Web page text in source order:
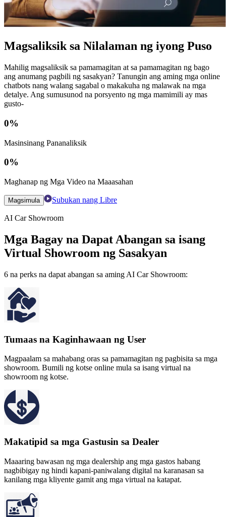
Magsaliksik sa Nilalaman ng iyong Puso
Mahilig magsaliksik sa pamamagitan at sa pamamagitan ng bago
ang anumang pagbili ng sasakyan? Tanungin ang aming mga online
chatbots nang walang sagabal o makakuha ng malawak na mga
detalye. Ang sumusunod na porsyento ng mga mamimili ay mas
gusto-
0%
Masinsinang Pananaliksik
0%
Maghanap ng Mga Video na Maaasahan
Magsimula Subukan nang Libre
AI Car Showroom
Mga Bagay na Dapat Abangan sa isang
Virtual Showroom ng Sasakyan
6 na perks na dapat abangan sa aming AI Car Showroom:
Tumaas na Kaginhawaan ng User
Magpaalam sa mahabang oras sa pamamagitan ng pagbisita sa mga
showroom. Bumili ng kotse online mula sa isang virtual na
showroom ng kotse.
Makatipid sa mga Gastusin sa Dealer
Maaaring bawasan ng mga dealership ang mga gastos habang
nagbibigay ng hindi kapani-paniwalang digital na karanasan sa
kanilang mga kliyente gamit ang mga virtual na katapat.